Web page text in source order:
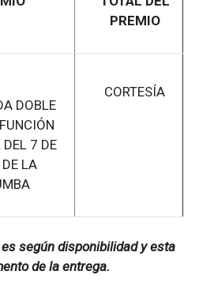
PREMIO
DOBLE
DEL 7 DE
LA
CORTESÍA
según disponibilidad y esta
de la entrega.